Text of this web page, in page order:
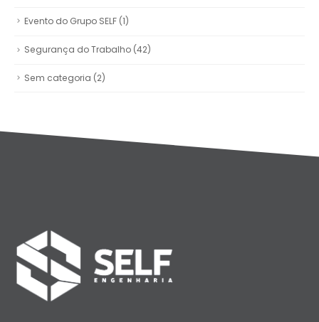
Evento do Grupo SELF (1)
Segurança do Trabalho (42)
Sem categoria (2)